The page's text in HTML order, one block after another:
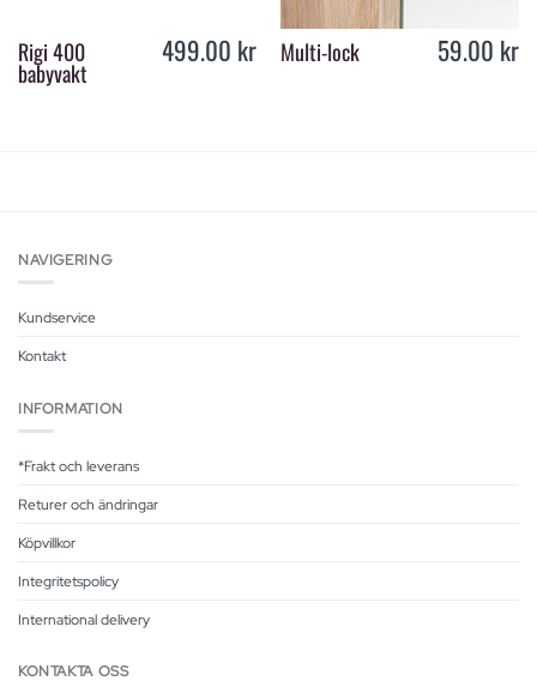
Rigi 400
babyvakt
499.00 kr Multi-lock 59.00 kr
NAVIGERING
Kundservice
Kontakt
INFORMATION
*Frakt och leverans
Returer och ändringar
Köpvillkor
Integritetspolicy
International delivery
KONTAKTA OSS